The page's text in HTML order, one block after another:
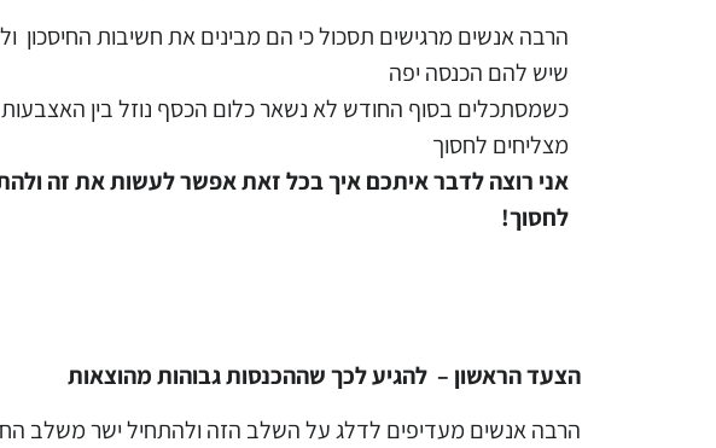
הרבה אנשים מרגישים תסכול כי הם מבינים את חשיבות החיסכון
שיש להם הכנסה יפה
כשמסתכלים בסוף החודש לא נשאר כלום הכסף נוזל בין
מצליחים לחסוך
אני רוצה לדבר איתכם איך בכל זאת אפשר לעשות את זה
לחסוך!
הצעד הראשון – להגיע לכך שההכנסות גבוהות מהוצאות
הרבה אנשים מעדיפים לדלג על השלב הזה ולהתחיל ישר משלב